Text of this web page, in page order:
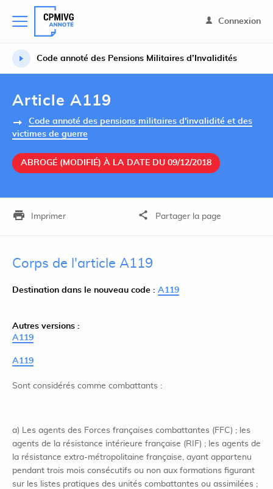
Connexion
Code annoté des Pensions Militaires d’Invalidités
Article A119
Code annoté des pensions militaires d'invalidité et des
victimes de guerre
ABROGÉ (MODIFIÉ) À LA DATE DU 09/12/2018
Imprimer Partager la page
Corps de l'article A119
Destination dans le nouveau code : A119
Autres versions :
A119
A119
Sont considérés comme combattants :
a) Les agents des Forces françaises combattantes (FFC) ; les
agents de la résistance intérieure française (RIF) ; les agents de
la résistance extra-métropolitaine française, ayant appartenu
pendant trois mois consécutifs ou non aux formations figurant
sur les listes pratiques des unités combattantes ou assimilées ;